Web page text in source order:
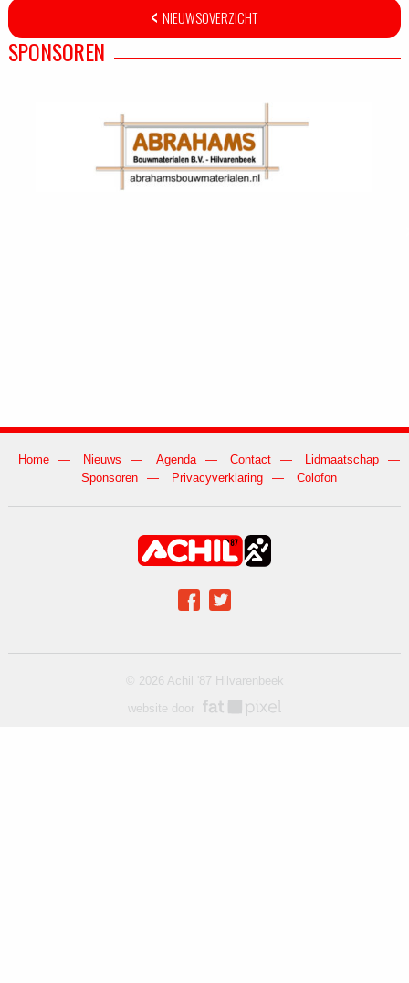
NIEUWSOVERZICHT
SPONSOREN
Home Nieuws Agenda Contact
Lidmaatschap
Sponsoren
Privacyverklaring Colofon
© 2026 Achil '87 Hilvarenbeek
website door